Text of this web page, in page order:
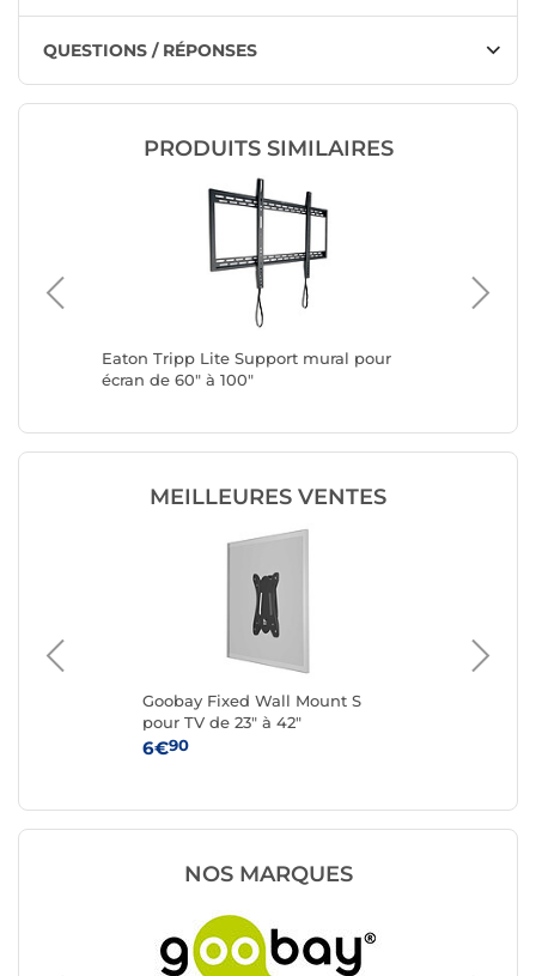
QUESTIONS / RÉPONSES
PRODUITS SIMILAIRES
Eaton Tripp Lite Support mural pour
écran de 60" à 100"
MEILLEURES VENTES
Goobay Fixed Wall Mount S
pour TV de 23" à 42"
6€90
NOS MARQUES